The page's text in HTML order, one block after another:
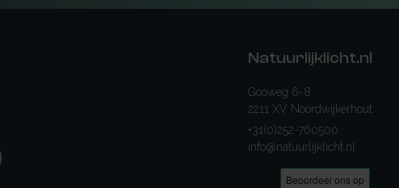
Natuurlijklicht.nl
Gooweg 6-8
2211 XV Noordwijkerhout
+31(0)252-760500
info@natuurlijklicht.nl